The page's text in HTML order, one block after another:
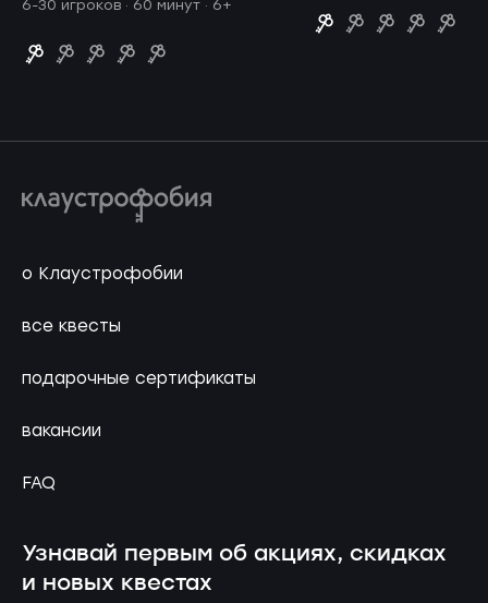
6-30 игроков · 60 минут · 6+
о Клаустрофобии
все квесты
подарочные сертификаты
вакансии
FAQ
Узнавай первым об акциях, скидках
и новых квестах